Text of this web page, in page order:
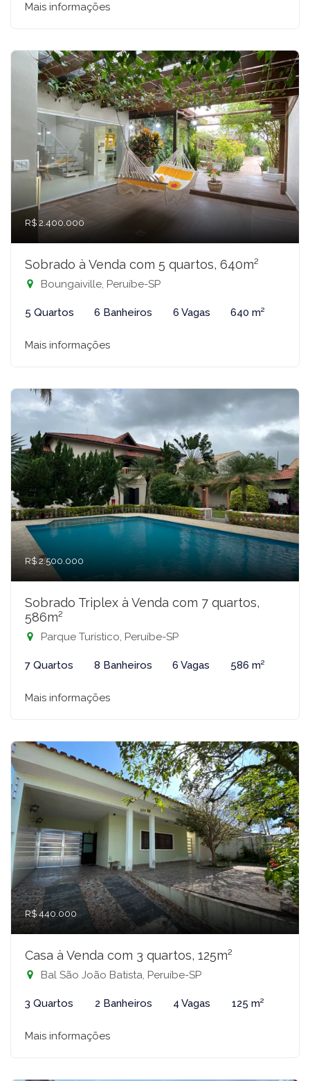
Mais informações
R$ 2.400.000
Sobrado à Venda com 5 quartos, 640m²
Boungaiville, Peruíbe-SP
5 Quartos 6 Banheiros 6 Vagas 640 m²
Mais informações
R$ 2.500.000
Sobrado Triplex à Venda com 7 quartos,
586m²
Parque Turístico, Peruíbe-SP
7 Quartos 8 Banheiros 6 Vagas 586 m²
Mais informações
R$ 440.000
Casa à Venda com 3 quartos, 125m²
Bal São João Batista, Peruíbe-SP
3 Quartos 2 Banheiros 4 Vagas 125 m²
Mais informações